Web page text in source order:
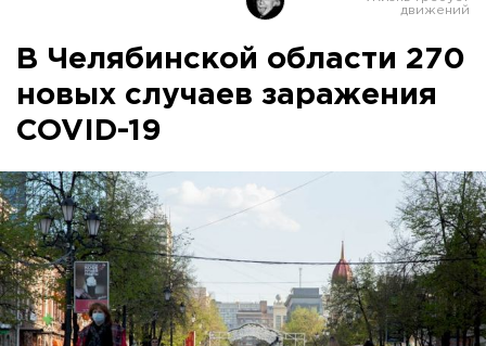
В Челябинской области 270
новых случаев заражения
COVID-19